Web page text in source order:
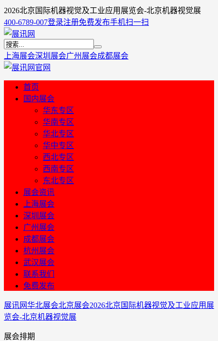
2026北京国际机器视觉及工业应用展览会-北京机器视觉展
400-6789-007登录注册免费发布手机扫一扫
上海展会深圳展会广州展会成都展会
首页
国内展会
华东专区
华南专区
华北专区
华中专区
西北专区
西南专区
东北专区
展会资讯
上海展会
深圳展会
广州展会
成都展会
杭州展会
武汉展会
联系我们
免费发布
展讯网华北展会北京展会2026北京国际机器视觉及工业应用展
览会-北京机器视觉展
展会排期